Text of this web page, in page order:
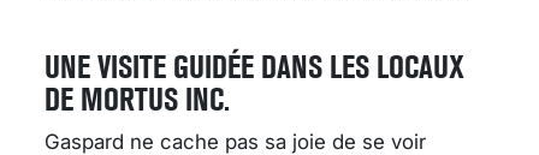
UNE VISITE GUIDÉE DANS LES LOCAUX
DE MORTUS INC.
Gaspard ne cache pas sa joie de se voir